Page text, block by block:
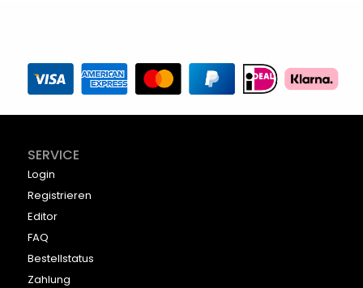
SERVICE
Login
Registrieren
Editor
FAQ
Bestellstatus
Zahlung